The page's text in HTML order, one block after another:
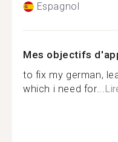
Espagnol
Mes objectifs
to fix my german,
which i need for...